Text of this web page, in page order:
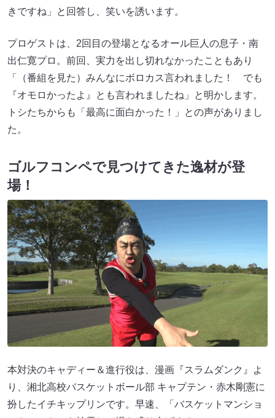
きですね」と回答し、笑いを誘います。
プロゲストは、2回目の登場となるオール巨人の息子・南
出仁寛プロ。前回、実力を出し切れなかったこともあり
「（番組を見た）みんなにボロカス言われました！ でも
『オモロかったよ』とも言われましたね」と明かします。
トシたちからも「最高に面白かった！」との声がありまし
た。
ゴルフコンペで見つけてきた逸材が登
場！
本対決のキャディー＆進行役は、漫画『スラムダンク』よ
り、湘北高校バスケットボール部 キャプテン・赤木剛憲に
扮したイチキップリンです。早速、「バスケットマンショ